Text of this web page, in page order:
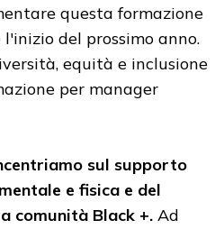
questa formazione
del prossimo anno.
equità e inclusione
per manager
sul supporto
e fisica e del
comunità Black +. Ad